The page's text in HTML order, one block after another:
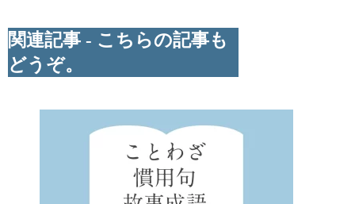
関連記事 - こちらの記事も
どうぞ。